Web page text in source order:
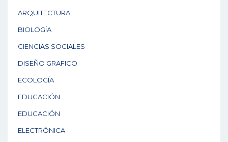
ARQUITECTURA
BIOLOGÍA
CIENCIAS SOCIALES
DISEÑO GRAFICO
ECOLOGÍA
EDUCACIÓN
EDUCACIÓN
ELECTRÓNICA